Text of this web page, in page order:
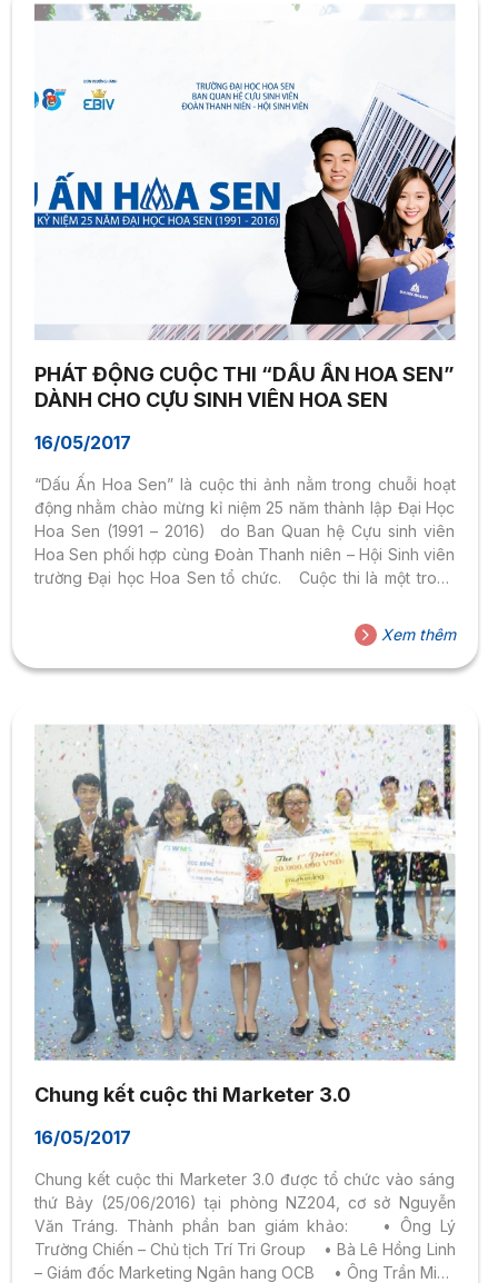
PHÁT ĐỘNG CUỘC THI “DẤU ẤN HOA SEN”
DÀNH CHO CỰU SINH VIÊN HOA SEN
16/05/2017
“Dấu Ấn Hoa Sen” là cuộc thi ảnh nằm trong chuỗi hoạt
động nhằm chào mừng kỉ niệm 25 năm thành lập Đại Học
Hoa Sen (1991 – 2016) do Ban Quan hệ Cựu sinh viên
Hoa Sen phối hợp cùng Đoàn Thanh niên – Hội Sinh viên
trường Đại học Hoa Sen tổ chức. Cuộc thi là một trong
xây dựng và cập nhật cơ sở dữ liệu gồm thông tin, hình
ảnh Cựu sinh viên trong suốt quá trình hình thành & phát
triển của trường Đại học Hoa Sen. Đồng thời đây...
Xem thêm
Chung kết cuộc thi Marketer 3.0
16/05/2017
Chung kết cuộc thi Marketer 3.0 được tổ chức vào sáng
thứ Bảy (25/06/2016) tại phòng NZ204, cơ sở Nguyễn
Văn Tráng. Thành phần ban giám khảo: • Ông Lý
Trường Chiến – Chủ tịch Trí Tri Group • Bà Lê Hồng Linh
– Giám đốc Marketing Ngân hang OCB • Ông Trần Minh